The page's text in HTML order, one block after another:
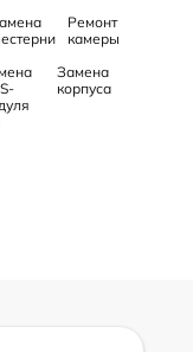
Ремонт
камеры
Замена
корпуса